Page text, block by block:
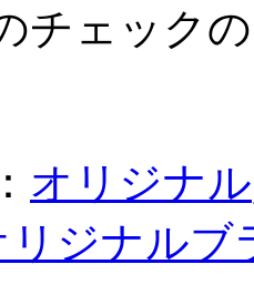
チェック
オリジナル
リジナルブ